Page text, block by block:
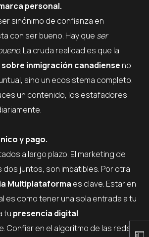
personal.
sinónimo de confianza en
con ser bueno. Hay que ser
. La cruda realidad es que la
inmigración canadiense no
sino un ecosistema completo.
un contenido, los estafadores
y pago.
a largo plazo. El marketing de
dos juntos, son imbatibles. Por otra
Multiplataforma es clave. Estar en
es como tener una sola entrada a tu
tu presencia digital
Confiar en el algoritmo de las redes